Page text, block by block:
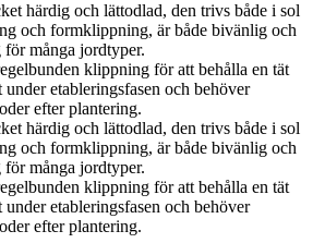
härdig och lättodlad, den trivs både i sol
och formklippning, är både bivänlig och
många jordtyper.
klippning för att behålla en tät
etableringsfasen och behöver
efter plantering.
härdig och lättodlad, den trivs både i sol
och formklippning, är både bivänlig och
många jordtyper.
klippning för att behålla en tät
etableringsfasen och behöver
efter plantering.